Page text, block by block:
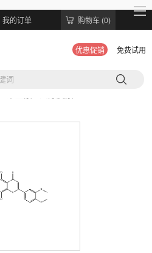
我的订单 购物车 (0)
优惠促销 免费试用